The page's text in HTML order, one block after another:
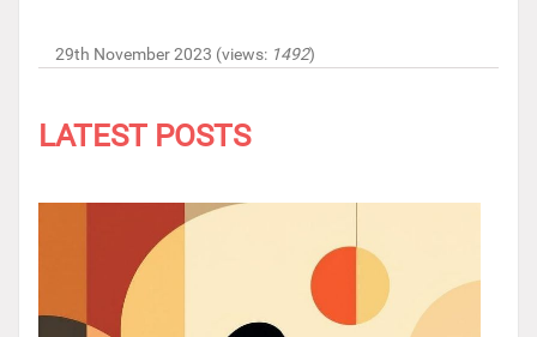
29th November 2023 (views: 1492)
LATEST POSTS